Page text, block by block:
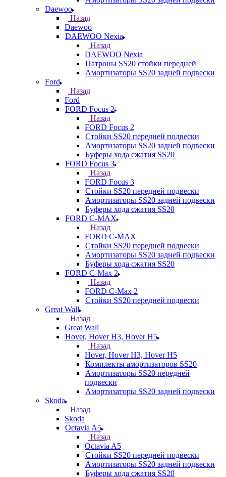
Daewoo
Назад
Daewoo
DAEWOO Nexia
Назад
DAEWOO Nexia
Патроны SS20 стойки передней
Амортизаторы SS20 задней подвески
Ford
Назад
Ford
FORD Focus 2
Назад
FORD Focus 2
Стойки SS20 передней подвески
Амортизаторы SS20 задней подвески
Буферы хода сжатия SS20
FORD Focus 3
Назад
FORD Focus 3
Стойки SS20 передней подвески
Амортизаторы SS20 задней подвески
Буферы хода сжатия SS20
FORD С-MAX
Назад
FORD С-MAX
Стойки SS20 передней подвески
Амортизаторы SS20 задней подвески
Буферы хода сжатия SS20
FORD C-Max 2
Назад
FORD C-Max 2
Стойки SS20 передней подвески
Great Wall
Назад
Great Wall
Hover, Hover H3, Hover H5
Назад
Hover, Hover H3, Hover H5
Комплекты амортизаторов SS20
Амортизаторы SS20 передней
подвески
Амортизаторы SS20 задней подвески
Skoda
Назад
Skoda
Octavia A5
Назад
Octavia A5
Стойки SS20 передней подвески
Амортизаторы SS20 задней подвески
Буферы хода сжатия SS20